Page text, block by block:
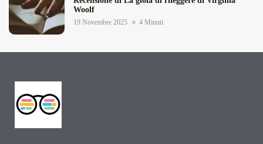
Woolf
19 Novembre 2025 4 Minuti